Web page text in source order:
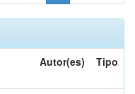
Autor(es) Tipo